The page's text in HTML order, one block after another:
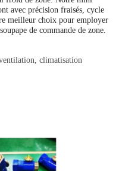
avec précision fraisés, cycle
meilleur choix pour employer
de commande de zone.
climatisation